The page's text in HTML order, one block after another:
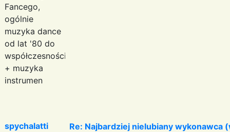
Fancego,
ogólnie
muzyka dance
od lat '80 do
współczesności
+ muzyka
instrumen
spychalatti
Re: Najbardziej nielubiany wykonawca